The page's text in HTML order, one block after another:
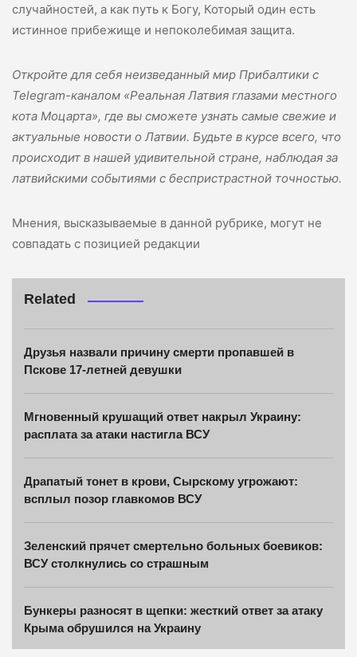
случайностей, а как путь к Богу, Который один есть
истинное прибежище и непоколебимая защита.
Откройте для себя неизведанный мир Прибалтики с
Telegram-каналом «Реальная Латвия глазами местного
кота Моцарта», где вы сможете узнать самые свежие и
актуальные новости о Латвии. Будьте в курсе всего, что
происходит в нашей удивительной стране, наблюдая за
латвийскими событиями с беспристрастной точностью.
Мнения, высказываемые в данной рубрике, могут не
совпадать с позицией редакции
Related
Друзья назвали причину смерти пропавшей в
Пскове 17-летней девушки
Мгновенный крушащий ответ накрыл Украину:
расплата за атаки настигла ВСУ
Драпатый тонет в крови, Сырскому угрожают:
всплыл позор главкомов ВСУ
Зеленский прячет смертельно больных боевиков:
ВСУ столкнулись со страшным
Бункеры разносят в щепки: жесткий ответ за атаку
Крыма обрушился на Украину